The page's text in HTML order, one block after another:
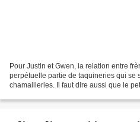
Pour Justin et Gwen, la relation entre
perpétuelle partie de taquineries qui se
chamailleries. Il faut dire aussi que le